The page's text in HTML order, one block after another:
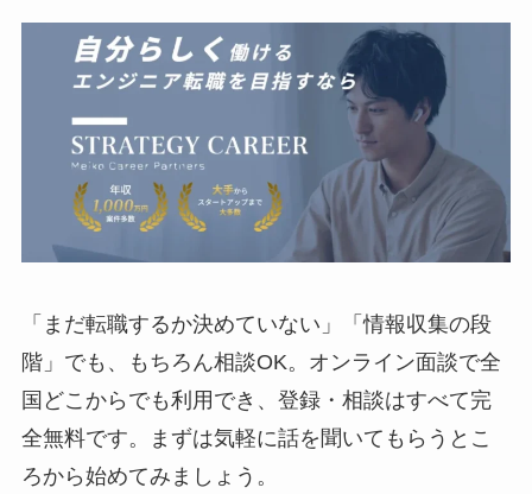
「まだ転職するか決めていない」「情報収集の段
階」でも、もちろん相談OK。オンライン面談で全
国どこからでも利用でき、登録・相談はすべて完
全無料です。まずは気軽に話を聞いてもらうとこ
ろから始めてみましょう。